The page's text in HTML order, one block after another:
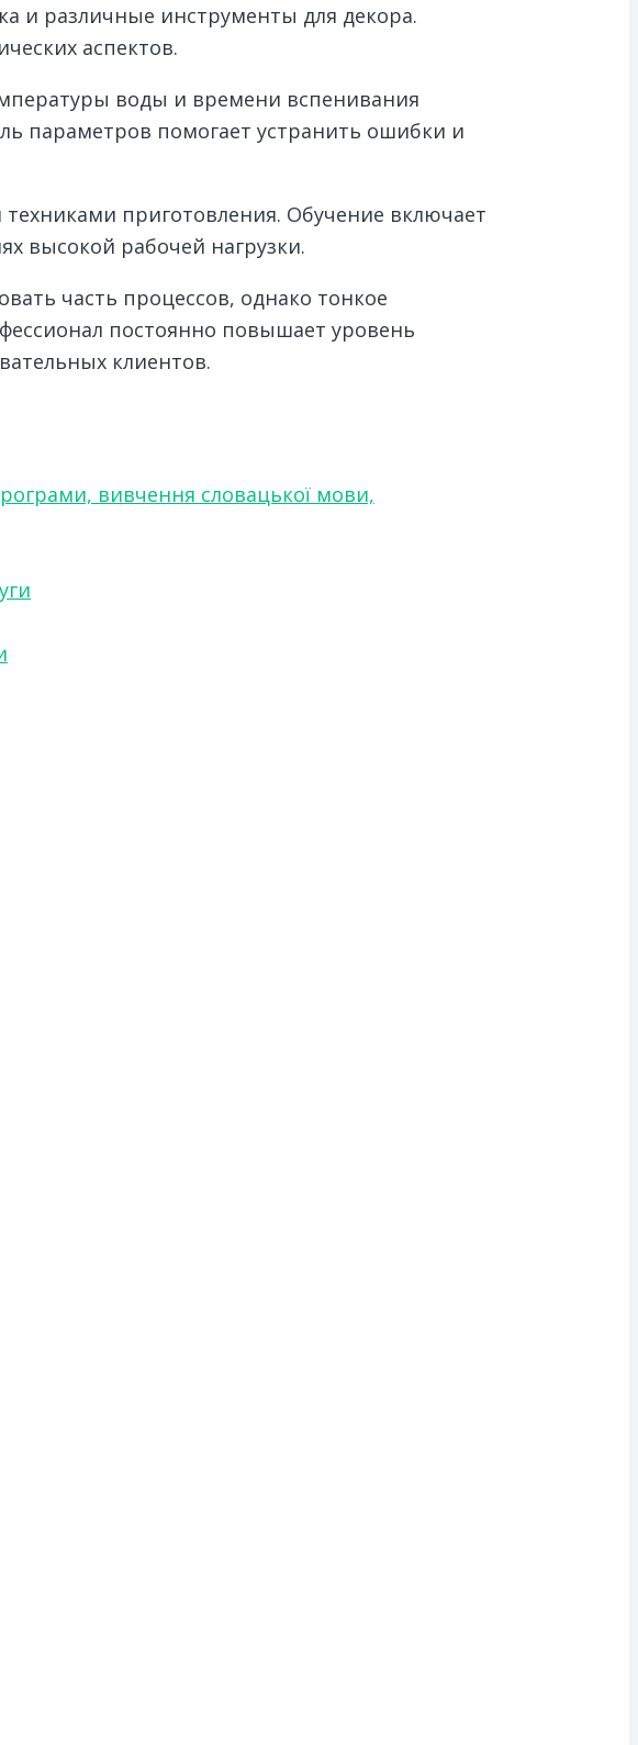
и различные инструменты для декора.
аспектов.
воды и времени вспенивания
параметров помогает устранить ошибки и
приготовления. Обучение включает
высокой рабочей нагрузки.
часть процессов, однако тонкое
постоянно повышает уровень
клиентов.
вивчення словацької мови,